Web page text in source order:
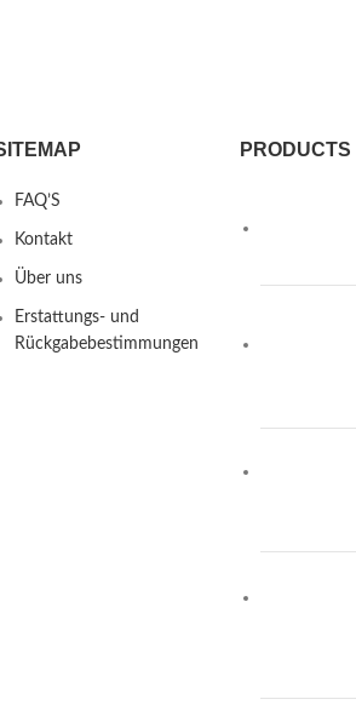
FAQ’S
Kontakt
Über uns
Erstattungs- und
Rückgabebestimmungen
PRODUCTS